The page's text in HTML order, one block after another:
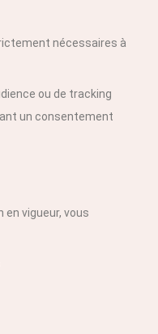
nécessaires à
ou de tracking
un consentement
vigueur, vous